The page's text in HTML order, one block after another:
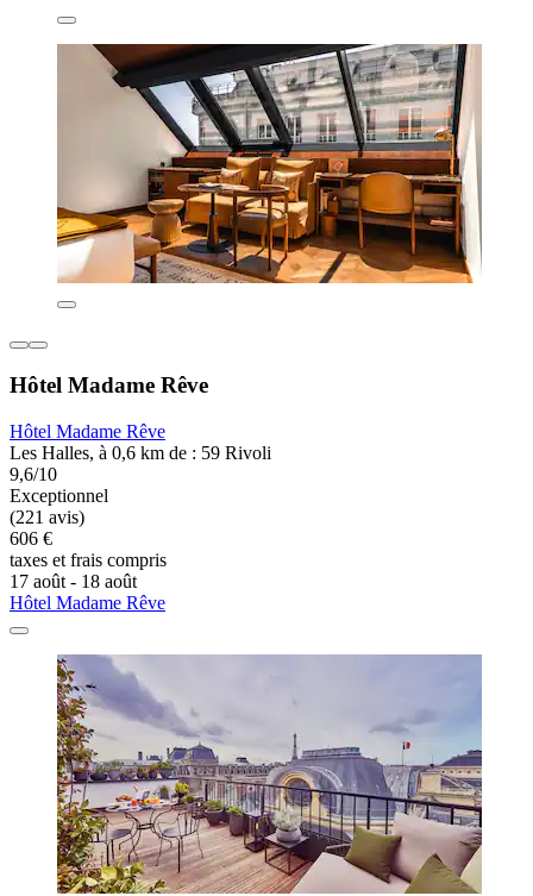
Hôtel Madame Rêve
Hôtel Madame Rêve
Les Halles, à 0,6 km de : 59 Rivoli
9,6/10
Exceptionnel
(221 avis)
606 €
taxes et frais compris
17 août - 18 août
Hôtel Madame Rêve